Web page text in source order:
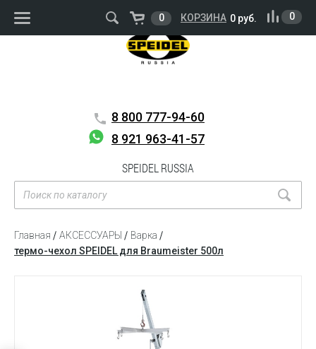
ВОЙТИ РЕГИСТРАЦИЯ
8 800 777-94-60
8 921 963-41-57
SPEIDEL RUSSIA
0 КОРЗИНА 0 руб. 0
Главная АКСЕССУАРЫ
Варка
термо-чехол SPEIDEL для Braumeister 500л